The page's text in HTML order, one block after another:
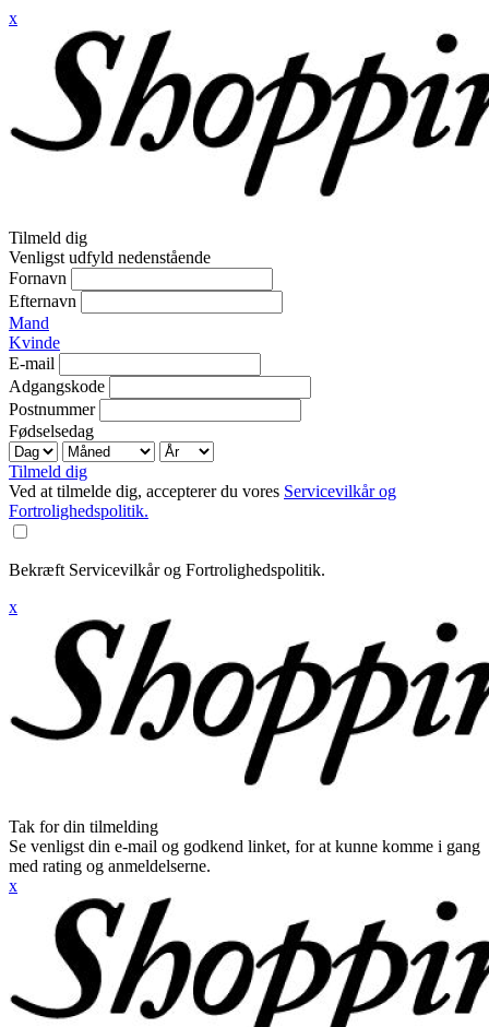
x
Tilmeld dig
Venligst udfyld nedenstående
Fornavn
Efternavn
Mand
Kvinde
E-mail
Adgangskode
Postnummer
Fødselsedag
Tilmeld dig
Ved at tilmelde dig, accepterer du vores Servicevilkår og
Fortrolighedspolitik.
Bekræft Servicevilkår og Fortrolighedspolitik.
x
Tak for din tilmelding
Se venligst din e-mail og godkend linket, for at kunne komme i gang
med rating og anmeldelserne.
x